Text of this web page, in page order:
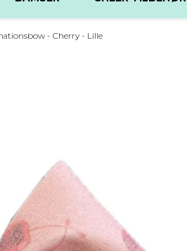
- Cherry - Lille